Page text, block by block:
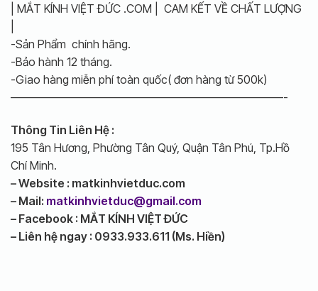
| MẮT KÍNH VIỆT ĐỨC .COM | CAM KẾT VỀ CHẤT LƯỢNG
-Sản Phẩm chính hãng.
-Bảo hành 12 tháng.
-Giao hàng miễn phí toàn quốc( đơn hàng từ 500k)
————————————————————————-
Thông Tin Liên Hệ :
195 Tân Hương, Phường Tân Quý, Quận Tân Phú, Tp.Hồ
Chí Minh.
– Website : matkinhvietduc.com
– Mail: matkinhvietduc@gmail.com
– Facebook : MẮT KÍNH VIỆT ĐỨC
– Liên hệ ngay : 0933.933.611 (Ms. Hiền)